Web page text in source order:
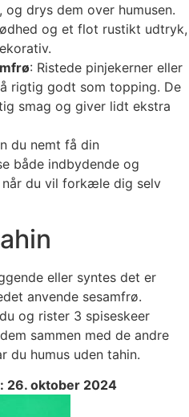
drys dem over humusen.
og et flot rustikt udtryk,
: Ristede pinjekerner eller
rigtig godt som topping. De
smag og giver lidt ekstra
du nemt få din
både indbydende og
du vil forkæle dig selv
eller syntes det er
anvende sesamfrø.
og rister 3 spiseskeer
sammen med de andre
du humus uden tahin.
26. oktober 2024